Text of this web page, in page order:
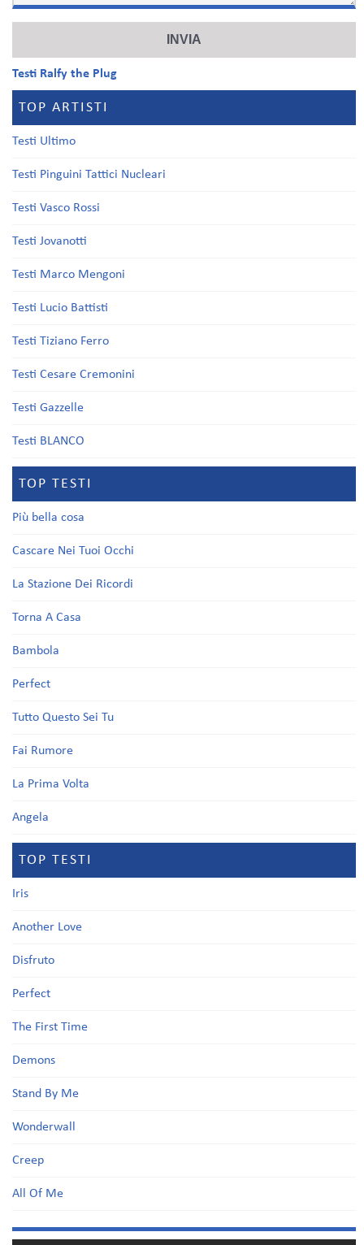
Testi Ralfy the Plug
TOP ARTISTI
Testi Ultimo
Testi Pinguini Tattici Nucleari
Testi Vasco Rossi
Testi Jovanotti
Testi Marco Mengoni
Testi Lucio Battisti
Testi Tiziano Ferro
Testi Cesare Cremonini
Testi Gazzelle
Testi BLANCO
TOP TESTI
Più bella cosa
Cascare Nei Tuoi Occhi
La Stazione Dei Ricordi
Torna A Casa
Bambola
Perfect
Tutto Questo Sei Tu
Fai Rumore
La Prima Volta
Angela
TOP TESTI
Iris
Another Love
Disfruto
Perfect
The First Time
Demons
Stand By Me
Wonderwall
Creep
All Of Me